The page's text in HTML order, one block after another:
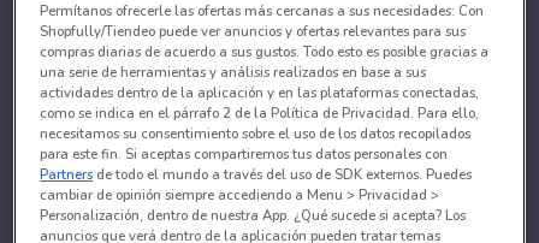
Permítanos ofrecerle las ofertas más cercanas a sus necesidades: Con
Shopfully/Tiendeo puede ver anuncios y ofertas relevantes para sus
compras diarias de acuerdo a sus gustos. Todo esto es posible gracias a
una serie de herramientas y análisis realizados en base a sus
actividades dentro de la aplicación y en las plataformas conectadas,
como se indica en el párrafo 2 de la Política de Privacidad. Para ello,
necesitamos su consentimiento sobre el uso de los datos recopilados
para este fin. Si aceptas compartiremos tus datos personales con
Partners de todo el mundo a través del uso de SDK externos. Puedes
cambiar de opinión siempre accediendo a Menu > Privacidad >
Personalización, dentro de nuestra App. ¿Qué sucede si acepta? Los
anuncios que verá dentro de la aplicación pueden tratar temas